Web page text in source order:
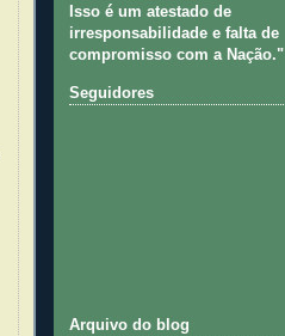
Isso é um atestado de
irresponsabilidade e falta de
compromisso com a Nação."
Seguidores
Arquivo do blog